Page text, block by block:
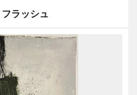
ラッシュ